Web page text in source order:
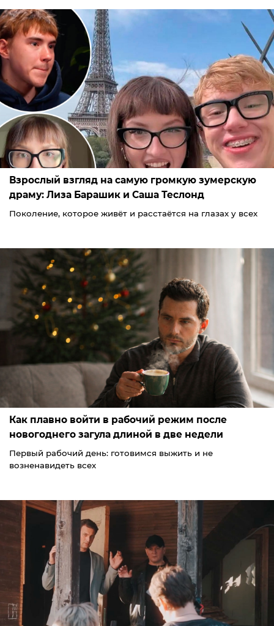
Взрослый взгляд на самую громкую зумерскую
драму: Лиза Барашик и Саша Теслонд
Поколение, которое живёт и расстаётся на глазах у всех
Как плавно войти в рабочий режим после
новогоднего загула длиной в две недели
Первый рабочий день: готовимся выжить и не
возненавидеть всех